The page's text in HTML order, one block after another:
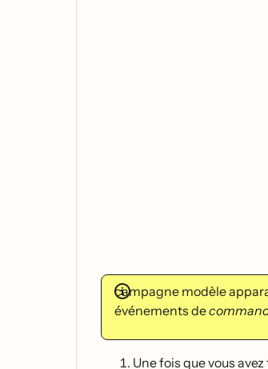
campagne modèle
événements de
Une fois que vous